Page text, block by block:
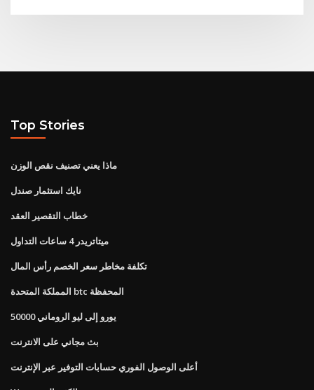
Top Stories
ماذا يعني تصنيف نقص الوزن
نايك استثمار صندل
خطاب التقصير العقد
ميتاتريدر 4 ساعات التداول
تكلفة مخاطر سعر الخصم رأس المال
المملكة المتحدة btc المحفظة
50000 يورو إلى ليو الروماني
بث مجاني على الانترنت
أعلى الوصول الفوري حسابات التوفير عبر الإنترنت